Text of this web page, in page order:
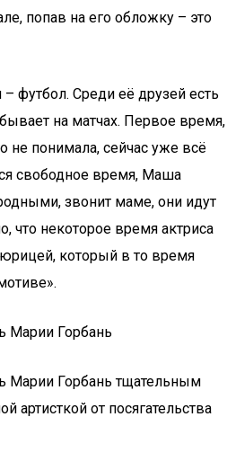
попав на его обложку – это
футбол. Среди её друзей есть
на матчах. Первое время,
не понимала, сейчас уже всё
свободное время, Маша
звонит маме, они идут
что некоторое время актриса
который в то время
Марии Горбань
Марии Горбань тщательным
артисткой от посягательства